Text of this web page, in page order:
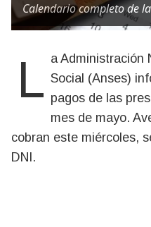
Calendario completo de
La Administración Nacional de la Seguridad Social (Anses)
pagos de las
mes de mayo.
cobran este miércoles,
DNI.